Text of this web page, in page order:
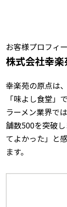
お客様プロフィ
株式会社幸
幸楽苑の原点は
「味よし食堂」
ラーメン業界で
舗数500を突破
てよかった」と
ます。